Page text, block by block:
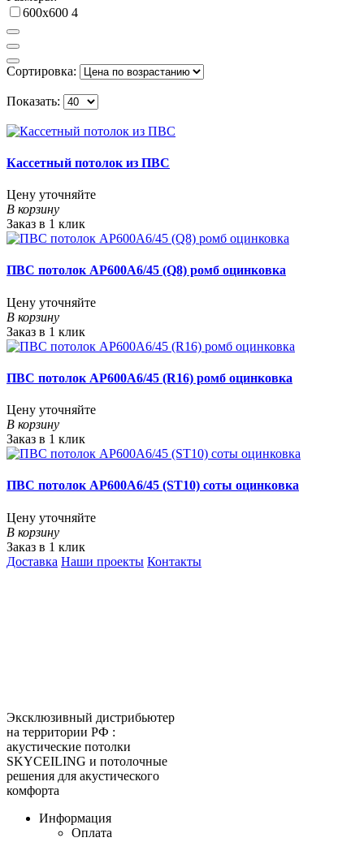
600х600 4
Сортировка:
Показать:
Кассетный потолок из ПВС
Цену уточняйте
В корзину
Заказ в 1 клик
ПВС потолок AP600A6/45 (Q8) ромб оцинковка
Цену уточняйте
В корзину
Заказ в 1 клик
ПВС потолок AP600A6/45 (R16) ромб оцинковка
Цену уточняйте
В корзину
Заказ в 1 клик
ПВС потолок AP600A6/45 (ST10) соты оцинковка
Цену уточняйте
В корзину
Заказ в 1 клик
Доставка Наши проекты Контакты
Эксклюзивный дистрибьютер
на территории РФ :
акустические потолки
SKYCEILING и потолочные
решения для акустического
комфорта
Информация
Оплата